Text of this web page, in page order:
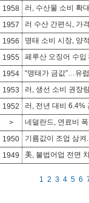
1958
러, 수산물 소비 확
1957
러 수산 간편식, 가
1956
명태 소비 시장, 양
1955
페루산 오징어 수
1954
“명태가 금값”…유
1953
러, 생선 소비 권장
1952
러, 전년 대비
>
네덜란드, 연료비
1950
기름값이 조업 삼켜
1949
美, 불법어업 전면
1 2 3 4 5 6